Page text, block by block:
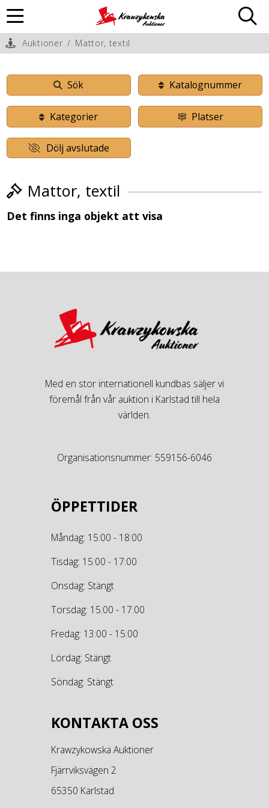
Auktioner / Mattor, textil
Sök Katalognummer
Kategorier Platser
Dölj avslutade
Mattor, textil
Det finns inga objekt att visa
Med en stor internationell kundbas säljer vi
föremål från vår auktion i Karlstad till hela
världen.
Organisationsnummer: 559156-6046
ÖPPETTIDER
Måndag: 15:00 - 18:00
Tisdag: 15:00 - 17:00
Onsdag: Stängt
Torsdag: 15:00 - 17:00
Fredag: 13:00 - 15:00
Lördag: Stängt
Söndag: Stängt
KONTAKTA OSS
Krawzykowska Auktioner
Fjärrviksvägen 2
65350 Karlstad